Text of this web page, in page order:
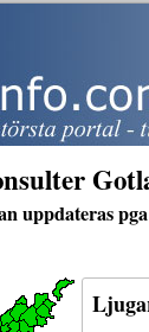
uppdateras